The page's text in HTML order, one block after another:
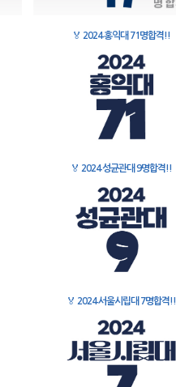
🏅 2024 홍익대 71명합격!!
🏅 2024 성균관대 9명합격!!
🏅 2024 서울시립대 7명합격!!